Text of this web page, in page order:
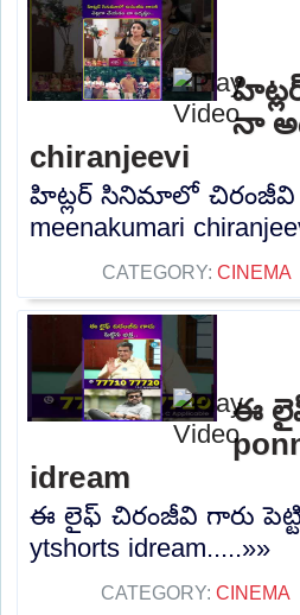
నా
chiranjeevi
హిట్లర్ సినిమాలో చిరంజీవి
meenakumari
CATEGORY: CINEMA
ఈ
idream
ఈ లైఫ్ చిరంజీవి గారు పెట్టిన
ytshorts idream.....»»
CATEGORY: CINEMA